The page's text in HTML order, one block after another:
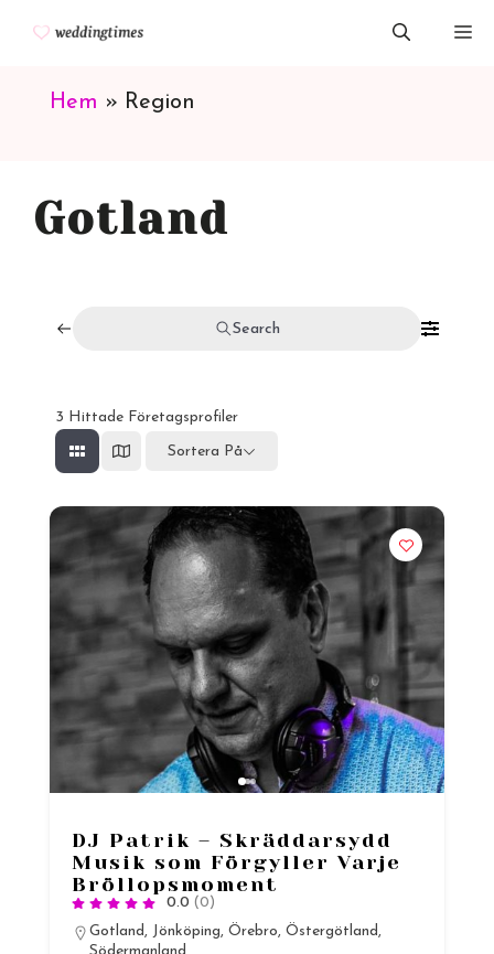
Hem » Region
Gotland
Search
3 Hittade Företagsprofiler
Sortera På
DJ Patrik – Skräddarsydd
Musik som Förgyller Varje
Bröllopsmoment
0.0 (0)
Gotland, Jönköping, Örebro, Östergötland,